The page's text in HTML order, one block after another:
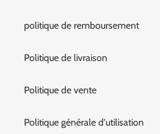
politique de remboursement
Politique de livraison
Politique de vente
Politique générale d'utilisation